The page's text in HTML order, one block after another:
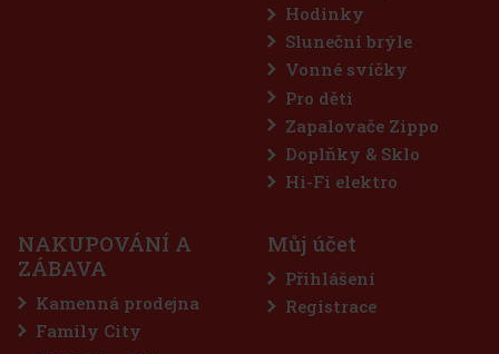
náplň obsahuje
Nádech hořkých
nádechem. A
62 Kč
Do košíku
Hodinky
Sluneční brýle
Vonné svíčky
Pro děti
Zapalovače Zippo
Doplňky & Sklo
Hi-Fi elektro
NAKUPOVÁNÍ A
ZÁBAVA
Kamenná prodejna
Family City
Můj účet
Přihlášení
Registrace